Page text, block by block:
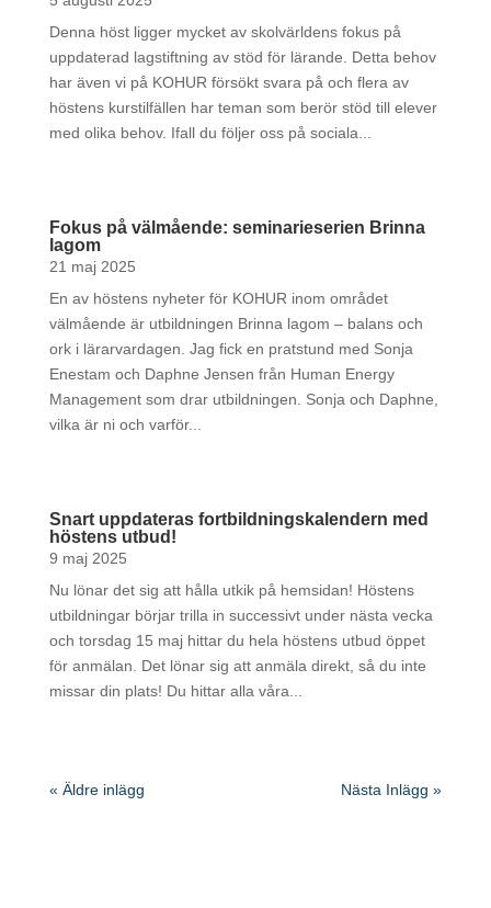
Denna höst ligger mycket av skolvärldens fokus på
uppdaterad lagstiftning av stöd för lärande. Detta behov
har även vi på KOHUR försökt svara på och flera av
höstens kurstilfällen har teman som berör stöd till elever
med olika behov. Ifall du följer oss på sociala...
Fokus på välmående: seminarieserien Brinna
lagom
21 maj 2025
En av höstens nyheter för KOHUR inom området
välmående är utbildningen Brinna lagom – balans och
ork i lärarvardagen. Jag fick en pratstund med Sonja
Enestam och Daphne Jensen från Human Energy
Management som drar utbildningen. Sonja och Daphne,
vilka är ni och varför...
Snart uppdateras fortbildningskalendern med
höstens utbud!
9 maj 2025
Nu lönar det sig att hålla utkik på hemsidan! Höstens
utbildningar börjar trilla in successivt under nästa vecka
och torsdag 15 maj hittar du hela höstens utbud öppet
för anmälan. Det lönar sig att anmäla direkt, så du inte
missar din plats! Du hittar alla våra...
« Äldre inlägg Nästa Inlägg »